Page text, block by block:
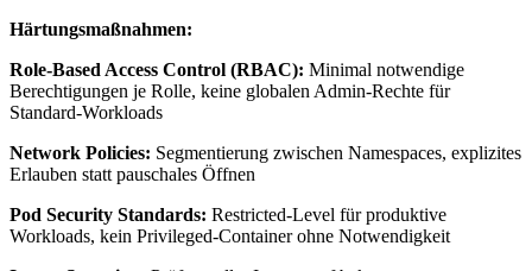
Härtungsmaßnahmen:
Role-Based Access Control (RBAC): Minimal notwendige
Berechtigungen je Rolle, keine globalen Admin-Rechte für
Standard-Workloads
Network Policies: Segmentierung zwischen Namespaces, explizites
Erlauben statt pauschales Öffnen
Pod Security Standards: Restricted-Level für produktive
Workloads, kein Privileged-Container ohne Notwendigkeit